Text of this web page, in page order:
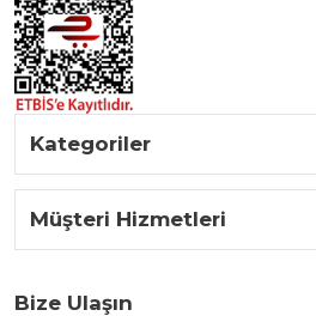
Kategoriler
Müşteri Hizmetleri
Bize Ulaşın